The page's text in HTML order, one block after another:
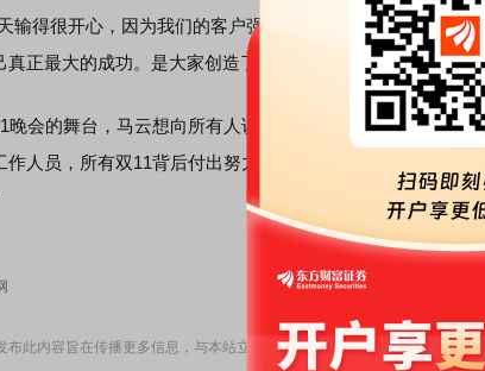
得很开心，因为我们的客户强大了，我们的合作伙伴强大
真正最大的成功。是大家创造了双11，也是你们的奇迹。”
的舞台，马云想向所有人说一声谢谢：“感谢所有参与双
作人员，所有双11背后付出努力的你们！没有你们就没有今
布此内容旨在传播更多信息，与本站立场无关，不构成投资建议。据此操作